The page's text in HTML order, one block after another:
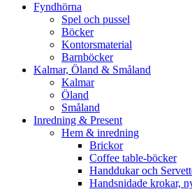
Fyndhörna
Spel och pussel
Böcker
Kontorsmaterial
Barnböcker
Kalmar, Öland & Småland
Kalmar
Öland
Småland
Inredning & Present
Hem & inredning
Brickor
Coffee table-böcker
Handdukar och
Handsnidade krokar,